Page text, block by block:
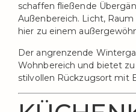
schaffen fließende
Außenbereich. Licht,
hier zu einem
Der angrenzende
Wohnbereich und bietet
stilvollen Rückzugsort mit